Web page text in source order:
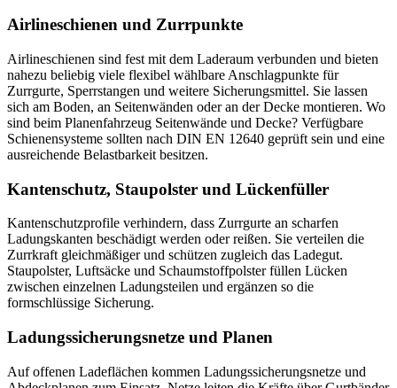
Airlineschienen und Zurrpunkte
Airlineschienen sind fest mit dem Laderaum verbunden und bieten
nahezu beliebig viele flexibel wählbare Anschlagpunkte für
Zurrgurte, Sperrstangen und weitere Sicherungsmittel. Sie lassen
sich am Boden, an Seitenwänden oder an der Decke montieren. Wo
sind beim Planenfahrzeug Seitenwände und Decke? Verfügbare
Schienensysteme sollten nach DIN EN 12640 geprüft sein und eine
ausreichende Belastbarkeit besitzen.
Kantenschutz, Staupolster und Lückenfüller
Kantenschutzprofile verhindern, dass Zurrgurte an scharfen
Ladungskanten beschädigt werden oder reißen. Sie verteilen die
Zurrkraft gleichmäßiger und schützen zugleich das Ladegut.
Staupolster, Luftsäcke und Schaumstoffpolster füllen Lücken
zwischen einzelnen Ladungsteilen und ergänzen so die
formschlüssige Sicherung.
Ladungssicherungsnetze und Planen
Auf offenen Ladeflächen kommen Ladungssicherungsnetze und